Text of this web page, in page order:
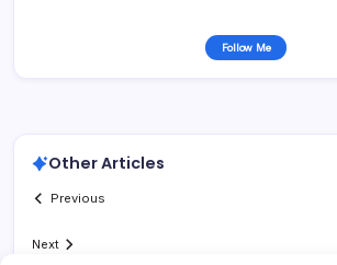
Follow Me
Other Articles
Previous
Next